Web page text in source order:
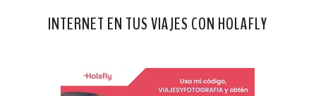
INTERNET EN TUS VIAJES CON HOLAFLY